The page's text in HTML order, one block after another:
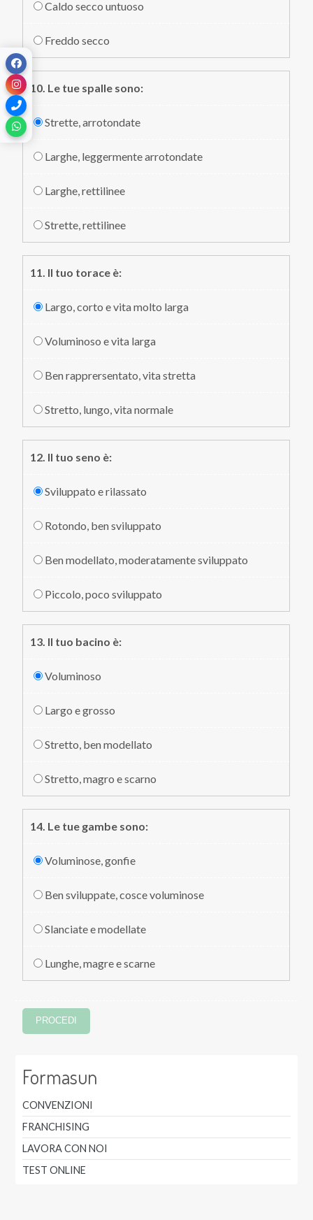
Caldo secco untuoso
Freddo secco
10. Le tue spalle sono:
Strette, arrotondate
Larghe, leggermente arrotondate
Larghe, rettilinee
Strette, rettilinee
11. Il tuo torace è:
Largo, corto e vita molto larga
Voluminoso e vita larga
Ben rapprersentato, vita stretta
Stretto, lungo, vita normale
12. Il tuo seno è:
Sviluppato e rilassato
Rotondo, ben sviluppato
Ben modellato, moderatamente sviluppato
Piccolo, poco sviluppato
13. Il tuo bacino è:
Voluminoso
Largo e grosso
Stretto, ben modellato
Stretto, magro e scarno
14. Le tue gambe sono:
Voluminose, gonfie
Ben sviluppate, cosce voluminose
Slanciate e modellate
Lunghe, magre e scarne
Formasun
CONVENZIONI
FRANCHISING
LAVORA CON NOI
TEST ONLINE